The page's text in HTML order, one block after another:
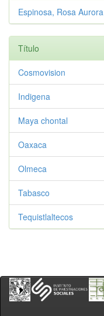
Espinosa, Rosa Aurora
Título
Cosmovision
Indigena
Maya chontal
Oaxaca
Olmeca
Tabasco
Tequistlaltecos